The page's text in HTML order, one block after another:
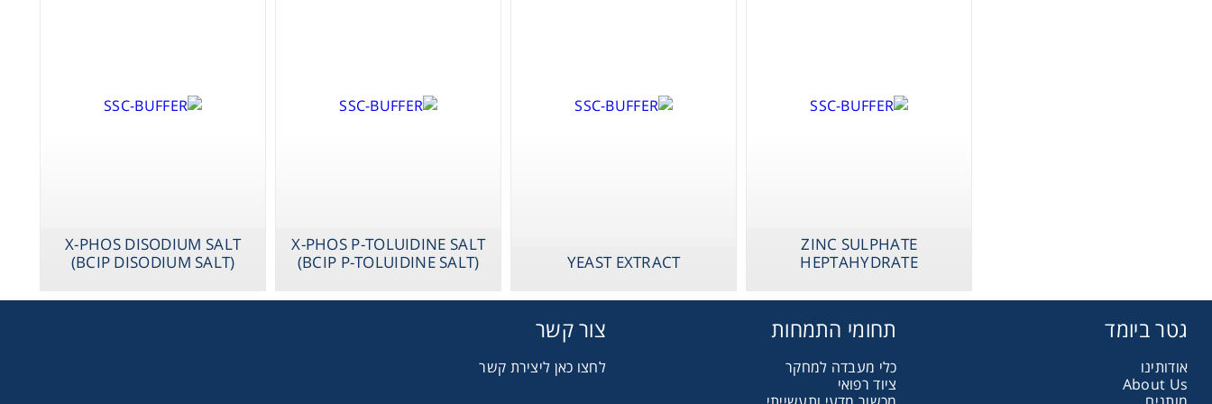
ZINC SULPHATE
HEPTAHYDRATE
YEAST EXTRACT
X-PHOS P-TOLUIDINE SALT
(BCIP P-TOLUIDINE SALT)
X-PHOS DISODIUM SALT
(BCIP DISODIUM SALT)
גטר ביומד
אודותינו
About Us
תחומי התמחות
כלי מעבדה למחקר
ציוד רפואי
צור קשר
לחצו כאן ליצירת קשר
Thermometry
Chromatography
Lab Essentials
Filtration